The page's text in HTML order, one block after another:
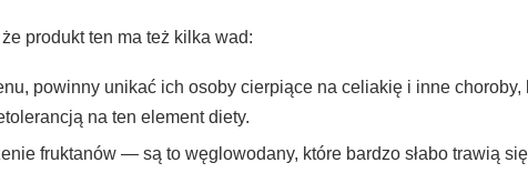
produkt ten ma też kilka wad:
powinny unikać ich osoby cierpiące na celiakię i inne choroby,
na ten element diety.
fruktanów — są to węglowodany, które bardzo słabo trawią